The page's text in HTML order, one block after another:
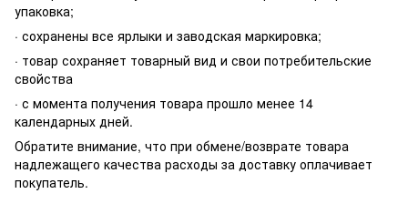
упаковка;
· сохранены все ярлыки и заводская маркировка;
· товар сохраняет товарный вид и свои потребительские
свойства
· с момента получения товара прошло менее 14
календарных дней.
Обратите внимание, что при обмене/возврате товара
надлежащего качества расходы за доставку оплачивает
покупатель.